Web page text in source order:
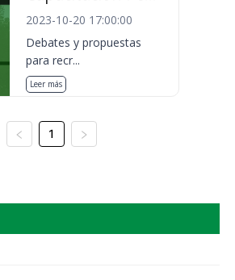
2023-10-20 17:00:00
Debates y propuestas
para recr...
Leer más
1